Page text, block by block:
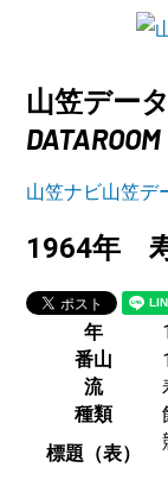
山笠デー
DATAROOM
山笠ナビ山笠デ
1964年
年
番山
流
種類
標題（表）